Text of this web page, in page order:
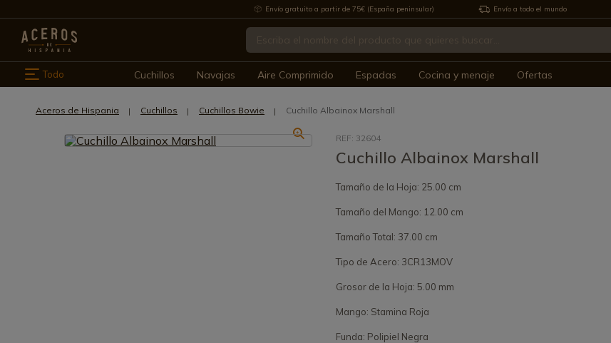
Envío gratuito a partir de 75€ (España peninsular) Envío a todo el mundo
Todo Cuchillos Navajas Aire Comprimido Espadas Cocina y menaje Ofertas
Aceros de Hispania Cuchillos Cuchillos Bowie Cuchillo Albainox Marshall
REF: 32604
Cuchillo Albainox Marshall
Tamaño de la Hoja: 25.00 cm
Tamaño del Mango: 12.00 cm
Tamaño Total: 37.00 cm
Tipo de Acero: 3CR13MOV
Grosor de la Hoja: 5.00 mm
Mango: Stamina Roja
Funda: Polipiel Negra